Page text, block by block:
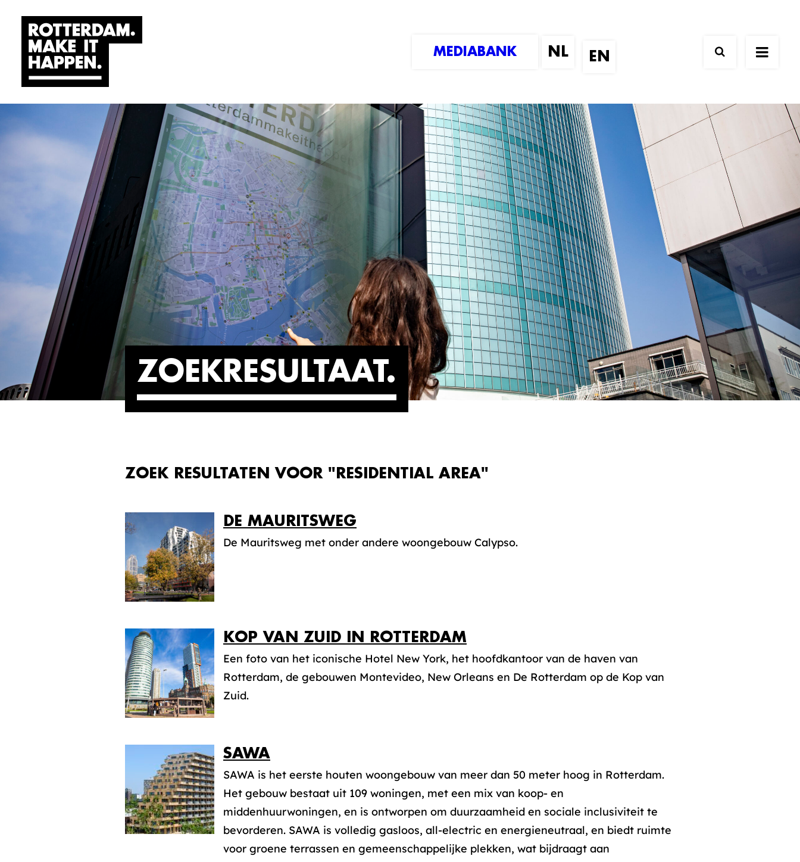
MEDIABANK
ZOEKRESULTAAT
ZOEK RESULTATEN VOOR "RESIDENTIAL AREA"
DE MAURITSWEG
De Mauritsweg met onder andere woongebouw Calypso.
KOP VAN ZUID IN ROTTERDAM
Een foto van het iconische Hotel New York, het hoofdkantoor van de haven van
Rotterdam, de gebouwen Montevideo, New Orleans en De Rotterdam op de Kop van
Zuid.
SAWA
SAWA is het eerste houten woongebouw van meer dan 50 meter hoog in Rotterdam.
Het gebouw bestaat uit 109 woningen, met een mix van koop- en
middenhuurwoningen, en is ontworpen om duurzaamheid en sociale inclusiviteit te
bevorderen. SAWA is volledig gasloos, all-electric en energieneutraal, en biedt ruimte
voor groene terrassen en gemeenschappelijke plekken, wat bijdraagt aan